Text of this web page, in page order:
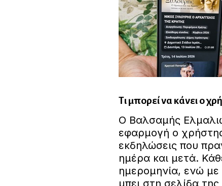
Τι μπορεί να κάνει ο
Ο Βαλσαμής
εφαρμογή ο
εκδηλώσεις που
ημέρα και μετά.
ημερομηνία, ενώ